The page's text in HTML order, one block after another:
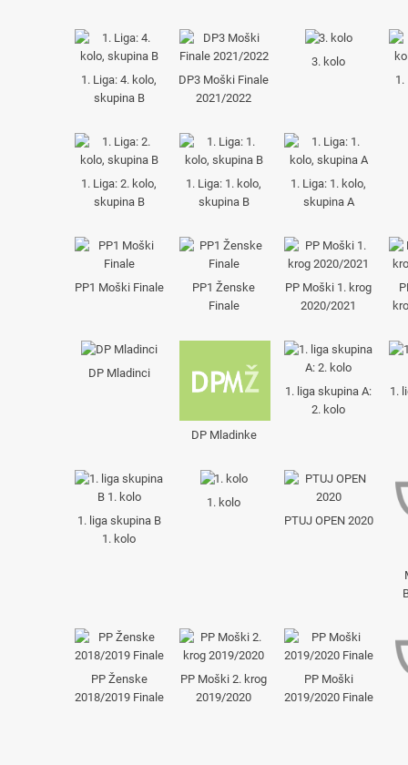
1. Liga: 4. kolo,
skupina B
DP3 Moški Finale
2021/2022
3. kolo
1.
1. Liga: 2. kolo,
skupina B
1. Liga: 1. kolo,
skupina B
1. Liga: 1. kolo,
skupina A
PP1 Moški Finale
PP1 Ženske
Finale
PP Moški 1. krog
2020/2021
DP Mladinci
DP Mladinke
1. liga skupina A:
2. kolo
1.
1. liga skupina B
1. kolo
1. kolo
PTUJ OPEN 2020
PP Ženske
2018/2019 Finale
PP Moški 2. krog
2019/2020
PP Moški
2019/2020 Finale